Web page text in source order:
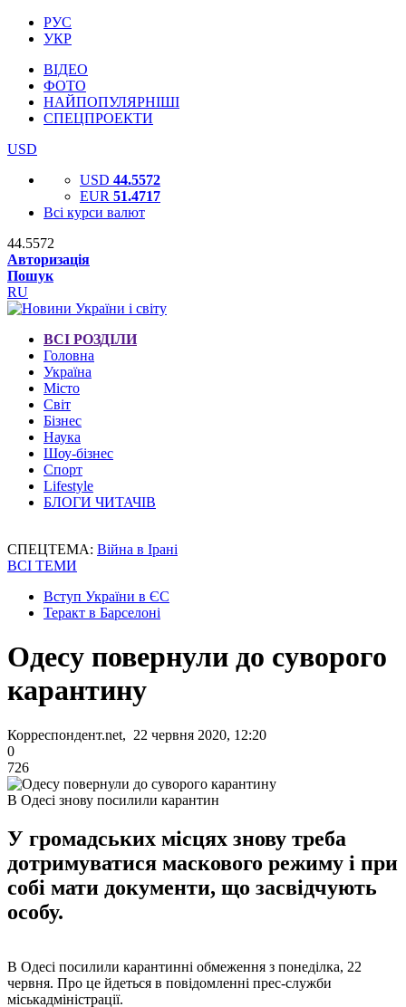
РУС
УКР
ВІДЕО
ФОТО
НАЙПОПУЛЯРНІШІ
СПЕЦПРОЕКТИ
USD
USD 44.5572
EUR 51.4717
Всі курси валют
44.5572
Авторизація
Пошук
RU
ВСІ РОЗДІЛИ
Головна
Україна
Місто
Світ
Бізнес
Наука
Шоу-бізнес
Спорт
Lifestyle
БЛОГИ ЧИТАЧІВ
СПЕЦТЕМА: Війна в Ірані
ВСІ ТЕМИ
Вступ України в ЄС
Теракт в Барселоні
Одесу повернули до суворого
карантину
Корреспондент.net, 22 червня 2020, 12:20
0
726
В Одесі знову посилили карантин
У громадських місцях знову треба
дотримуватися маскового режиму і при
собі мати документи, що засвідчують
особу.
В Одесі посилили карантинні обмеження з понеділка, 22
червня. Про це йдеться в повідомленні прес-служби
міськадміністрації.